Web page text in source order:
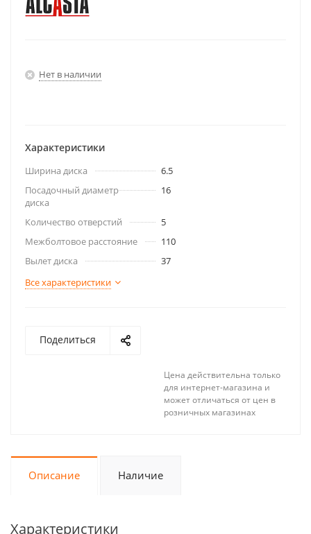
Нет в наличии
Характеристики
Ширина диска
6.5
Посадочный диаметр
диска
16
Количество отверстий
5
Межболтовое расстояние
110
Вылет диска
37
Все характеристики
Поделиться
Цена действительна только
для интернет-магазина и
может отличаться от цен в
розничных магазинах
Описание Наличие
Характеристики